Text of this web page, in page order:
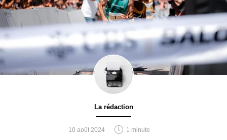
La rédaction
10 août 2024 1 minute